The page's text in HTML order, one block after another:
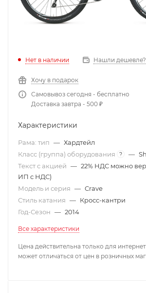
Нет в наличии Нашли дешевле?
Хочу в подарок
Самовывоз сегодня - бесплатно
Доставка завтра - 500 ₽
Характеристики
Рама: тип — Хардтейл
Класс (группа) оборудования
? —
Текст с акцией — 22% НДС можно
ИП с НДС)
Модель и серия — Crave
Стиль катания — Кросс-кантри
Год-Сезон — 2014
Все характеристики
Цена действительна только для
может отличаться от цен в розничных